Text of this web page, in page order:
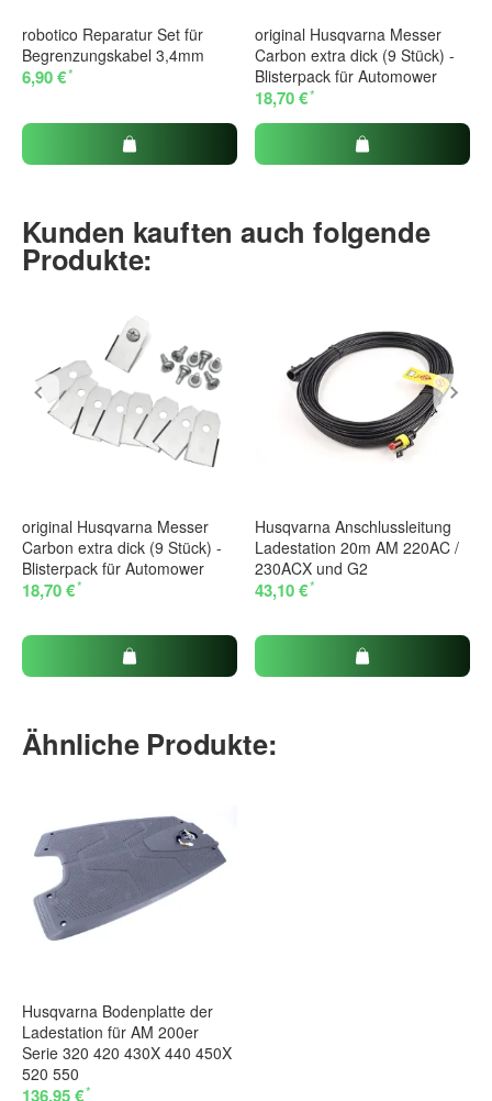
robotico Reparatur Set für
Begrenzungskabel 3,4mm
6,90 €*
original Husqvarna Messer
Carbon extra dick (9 Stück) -
Blisterpack für Automower
18,70 €*
Kunden kauften auch folgende
Produkte:
original Husqvarna Messer
Carbon extra dick (9 Stück) -
Blisterpack für Automower
18,70 €*
Husqvarna Anschlussleitung
Ladestation 20m AM 220AC /
230ACX und G2
43,10 €*
Ähnliche Produkte:
Husqvarna Bodenplatte der
Ladestation für AM 200er
Serie 320 420 430X 440 450X
520 550
136,95 €*